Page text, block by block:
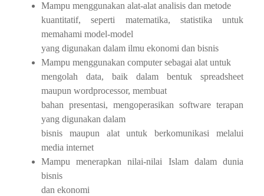
Mampu menggunakan alat-alat analisis dan metode
kuantitatif, seperti matematika, statistika untuk
memahami model-model
yang digunakan dalam ilmu ekonomi dan bisnis
Mampu menggunakan computer sebagai alat untuk
mengolah data, baik dalam bentuk spreadsheet
maupun wordprocessor, membuat
bahan presentasi, mengoperasikan software terapan
yang digunakan dalam
bisnis maupun alat untuk berkomunikasi melalui
media internet
Mampu menerapkan nilai-nilai Islam dalam dunia
bisnis
dan ekonomi